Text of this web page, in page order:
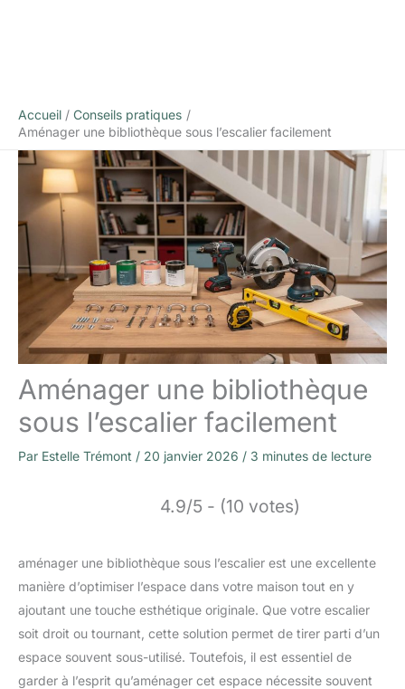
Accueil
Conseils pratiques
Aménager une bibliothèque sous l’escalier facilement
Aménager une bibliothèque
sous l’escalier facilement
Par Estelle Trémont / 20 janvier 2026 / 3 minutes de lecture
4.9/5 - (10 votes)
aménager une bibliothèque sous l’escalier est une excellente
manière d’optimiser l’espace dans votre maison tout en y
ajoutant une touche esthétique originale. Que votre escalier
soit droit ou tournant, cette solution permet de tirer parti d’un
espace souvent sous-utilisé. Toutefois, il est essentiel de
garder à l’esprit qu’aménager cet espace nécessite souvent